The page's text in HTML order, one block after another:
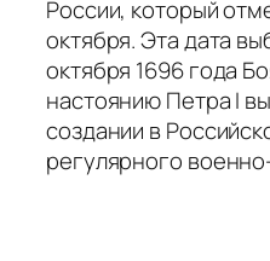
России, который
октября. Эта дата
октября 1696 года
настоянию Петра I
создании в
регулярного